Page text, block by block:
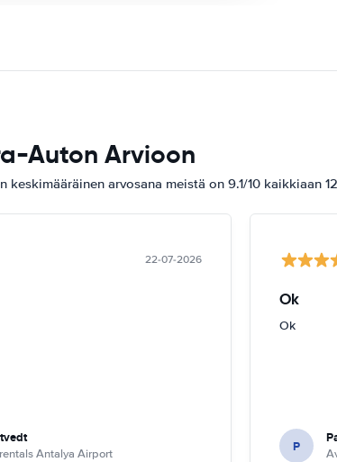
Auton Arvioon
keskimääräinen arvosana meistä on 9.1/10 kaikkiaan
22-07-2026
Antalya Airport
Ok
Ok
P